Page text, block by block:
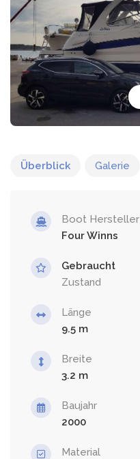
Überblick Galerie
Boot Hersteller
Four Winns
Gebraucht
Zustand
Länge
9.5
Breite
3.2
Baujahr
2000
Material